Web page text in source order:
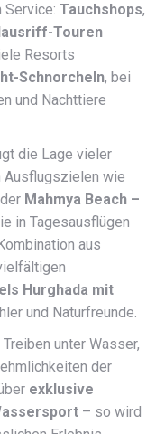
Tauchshops,
Touren
Resorts
Schnorcheln, bei
und Nachttiere
die Lage vieler
Ausflugszielen wie
Mahmya Beach –
in Tagesausflügen
aus
Hurghada mit
und Naturfreunde.
unter Wasser,
der
exklusive
– so wird